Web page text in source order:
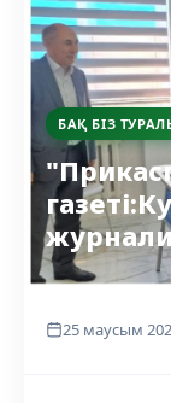
БАҚ БІЗ
25 маусым